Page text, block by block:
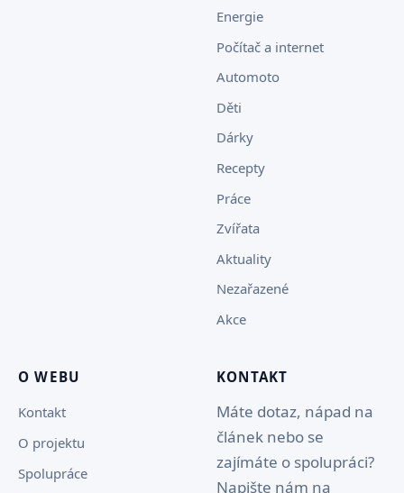
Energie
Počítač a internet
Automoto
Děti
Dárky
Recepty
Práce
Zvířata
Aktuality
Nezařazené
Akce
O WEBU
Kontakt
O projektu
Spolupráce
KONTAKT
Máte dotaz, nápad na
článek nebo se
zajímáte o spolupráci?
Napište nám na